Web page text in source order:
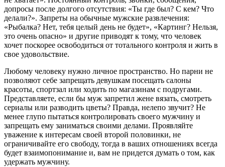
допросы после долгого отсутствия: «Ты где был? С кем? Что
делали?». Запреты на обычные мужские развлечения:
«Рыбалка? Нет, тебя целый день не будет», «Картинг? Нельзя,
это очень опасно» и другие приводят к тому, что человек
хочет поскорее освободиться от тотального контроля и жить в
свое удовольствие.
Любому человеку нужно личное пространство. Но парни не
позволяют себе запрещать девушкам посещать салоны
красоты, спортзал или ходить по магазинам с подругами.
Представляете, если бы муж запретил жене вязать, смотреть
сериалы или разводить цветы? Правда, нелепо звучит? Не
менее глупо пытаться контролировать своего мужчину и
запрещать ему заниматься своими делами. Проявляйте
уважение к интересам своей второй половинки, не
ограничивайте его свободу, тогда в ваших отношениях всегда
будет взаимопонимание и, вам не придется думать о том, как
удержать мужчину.